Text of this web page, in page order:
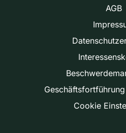
AGB
Cookie